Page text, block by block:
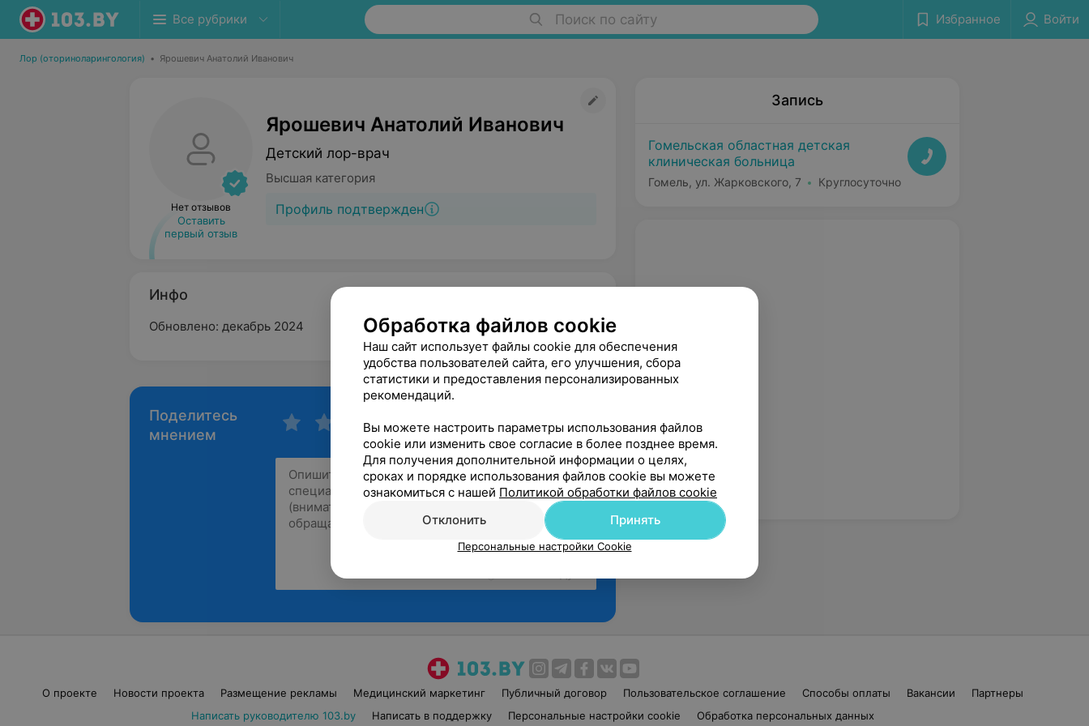
Все рубрики Поиск по сайту Избранное Войти
Лор (оториноларингология) • Ярошевич Анатолий Иванович
Нет отзывов
Оставить
первый отзыв
Ярошевич Анатолий Иванович
Детский лор-врач
Высшая категория
Профиль подтвержден
Инфо
Обновлено: декабрь 2024
Поделитесь
мнением
Запись
Гомельская областная детская
клиническая больница
Гомель, ул. Жарковского, 7 Круглосуточно
О проекте Новости проекта Размещение рекламы Медицинский маркетинг Публичный договор Пользовательское соглашение Способы оплаты Вакансии
Партнеры
Написать руководителю 103.by
Написать в поддержку Персональные настройки cookie Обработка персональных данных
Обработка файлов cookie
Наш сайт использует файлы cookie для обеспечения
удобства пользователей сайта, его улучшения, сбора
статистики и предоставления персонализированных
рекомендаций.
Вы можете настроить параметры использования файлов
cookie или изменить свое согласие в более позднее время.
Для получения дополнительной информации о целях,
сроках и порядке использования файлов cookie вы можете
ознакомиться с нашей Политикой обработки файлов cookie
Отклонить
Принять
Персональные настройки Cookie